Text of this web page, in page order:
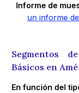
Informe de
un informe
Segmentos
Básicos en
En función del